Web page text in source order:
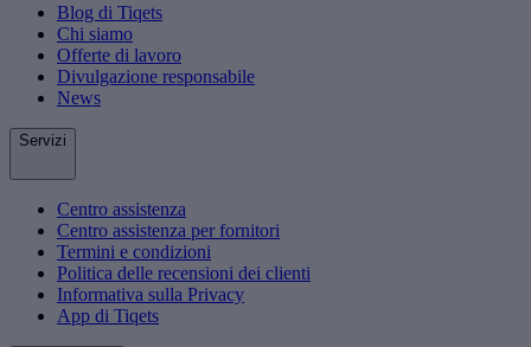
Blog di Tiqets
Chi siamo
Offerte di lavoro
Divulgazione responsabile
News
Servizi
Centro assistenza
Centro assistenza per fornitori
Termini e condizioni
Politica delle recensioni dei clienti
Informativa sulla Privacy
App di Tiqets